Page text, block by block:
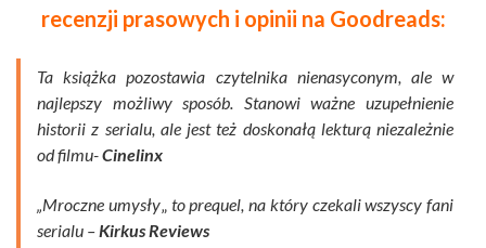
recenzji prasowych i opinii na Goodreads:
Ta książka pozostawia czytelnika nienasyconym, ale w
najlepszy możliwy sposób. Stanowi ważne uzupełnienie
historii z serialu, ale jest też doskonałą lekturą niezależnie
od filmu-Cinelinx
„Mroczne umysły„to prequel, na który czekali wszyscy fani
serialu –Kirkus Reviews